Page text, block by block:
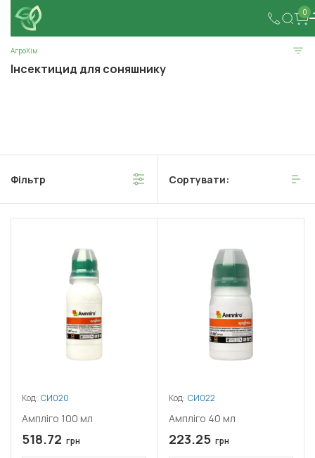
0
АгроХім
Інсектицид для соняшнику
Фільтр Сортувати:
Код: СИ020
Ампліго 100 мл
518.72 грн
Код: СИ022
Ампліго 40 мл
223.25 грн